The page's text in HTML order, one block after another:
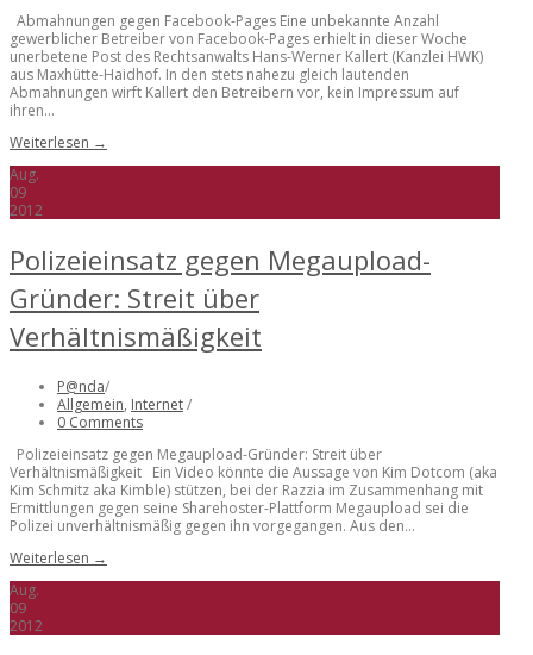
Abmahnungen gegen Facebook-Pages Eine unbekannte Anzahl
gewerblicher Betreiber von Facebook-Pages erhielt in dieser Woche
unerbetene Post des Rechtsanwalts Hans-Werner Kallert (Kanzlei HWK)
aus Maxhütte-Haidhof. In den stets nahezu gleich lautenden
Abmahnungen wirft Kallert den Betreibern vor, kein Impressum auf
ihren...
Weiterlesen →
Aug.
09
2012
Polizeieinsatz gegen Megaupload-
Gründer: Streit über
Verhältnismäßigkeit
P@nda/
Allgemein, Internet/
0 Comments
Polizeieinsatz gegen Megaupload-Gründer: Streit über
Verhältnismäßigkeit Ein Video könnte die Aussage von Kim Dotcom (aka
Kim Schmitz aka Kimble) stützen, bei der Razzia im Zusammenhang mit
Ermittlungen gegen seine Sharehoster-Plattform Megaupload sei die
Polizei unverhältnismäßig gegen ihn vorgegangen. Aus den...
Weiterlesen →
Aug.
09
2012